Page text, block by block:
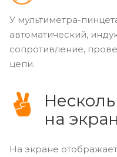
У мультиметра-
автоматический,
сопротивление,
цепи.
на
На экране